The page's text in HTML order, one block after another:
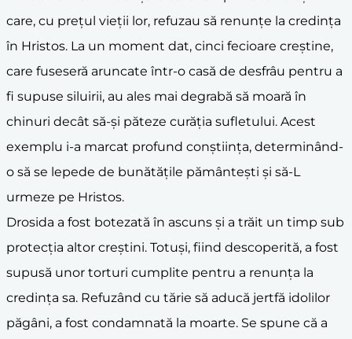
care, cu prețul vieții lor, refuzau să renunțe la credința
în Hristos. La un moment dat, cinci fecioare creștine,
care fuseseră aruncate într-o casă de desfrâu pentru a
fi supuse siluirii, au ales mai degrabă să moară în
chinuri decât să-și păteze curăția sufletului. Acest
exemplu i-a marcat profund conștiința, determinând-
o să se lepede de bunătățile pământești și să-L
urmeze pe Hristos.
Drosida a fost botezată în ascuns și a trăit un timp sub
protecția altor creștini. Totuși, fiind descoperită, a fost
supusă unor torturi cumplite pentru a renunța la
credința sa. Refuzând cu tărie să aducă jertfă idolilor
păgâni, a fost condamnată la moarte. Se spune că a